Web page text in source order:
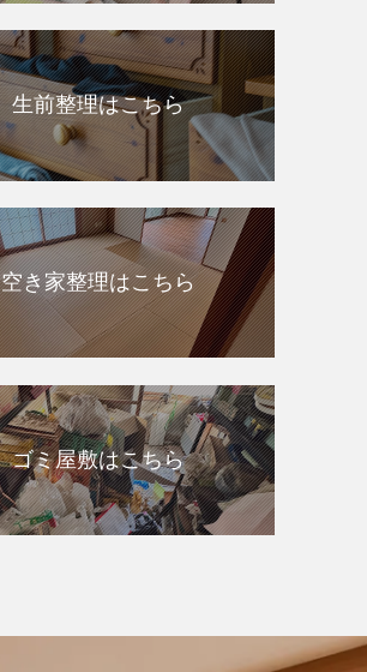
生前整理はこちら
空き家整理はこちら
ゴミ屋敷はこちら